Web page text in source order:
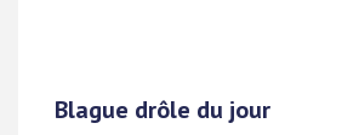
Blague drôle du jour